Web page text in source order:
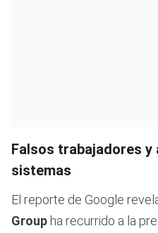
Falsos trabajadores
sistemas
El reporte de Google
Group ha recurrido a la